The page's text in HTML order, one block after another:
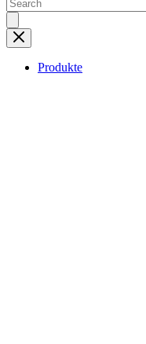
Produkte